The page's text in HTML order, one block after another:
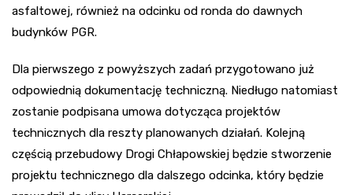
asfaltowej, również na odcinku od ronda do dawnych
budynków PGR.
Dla pierwszego z powyższych zadań przygotowano już
odpowiednią dokumentację techniczną. Niedługo natomiast
zostanie podpisana umowa dotycząca projektów
technicznych dla reszty planowanych działań. Kolejną
częścią przebudowy Drogi Chłapowskiej będzie stworzenie
projektu technicznego dla dalszego odcinka, który będzie